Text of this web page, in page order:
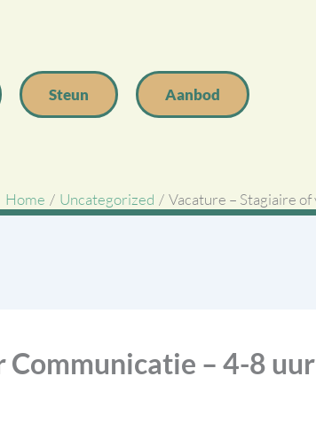
Steun Aanbod
Home Uncategorized Vacature – Stagiaire
– 4-8